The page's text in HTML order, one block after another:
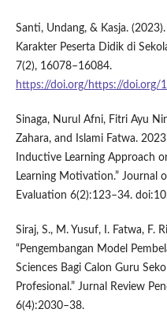
Santi, Undang, & Kasja.
Karakter Peserta Didik di
7(2), 16078–16084.
https://doi.org/https://doi.org/
Sinaga, Nurul Afni, Fitri Ayu
Zahara, and Islami Fatwa.
Inductive Learning Approach
Learning Motivation.” Journal
Evaluation 6(2):123–34.
Siraj, S., M. Yusuf, I. Fatwa, F.
“Pengembangan Model
Sciences Bagi Calon Guru
Profesional.” Jurnal Review
6(4):2030–38.